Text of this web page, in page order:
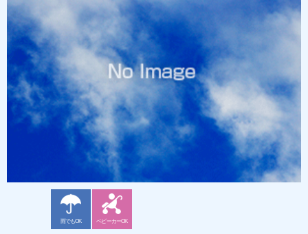
雨でもOK ベビーカーOK